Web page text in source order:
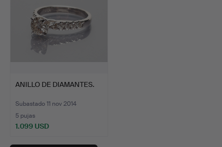
ANILLO DE DIAMANTES.
Subastado 11 nov 2014
5 pujas
1.099 USD